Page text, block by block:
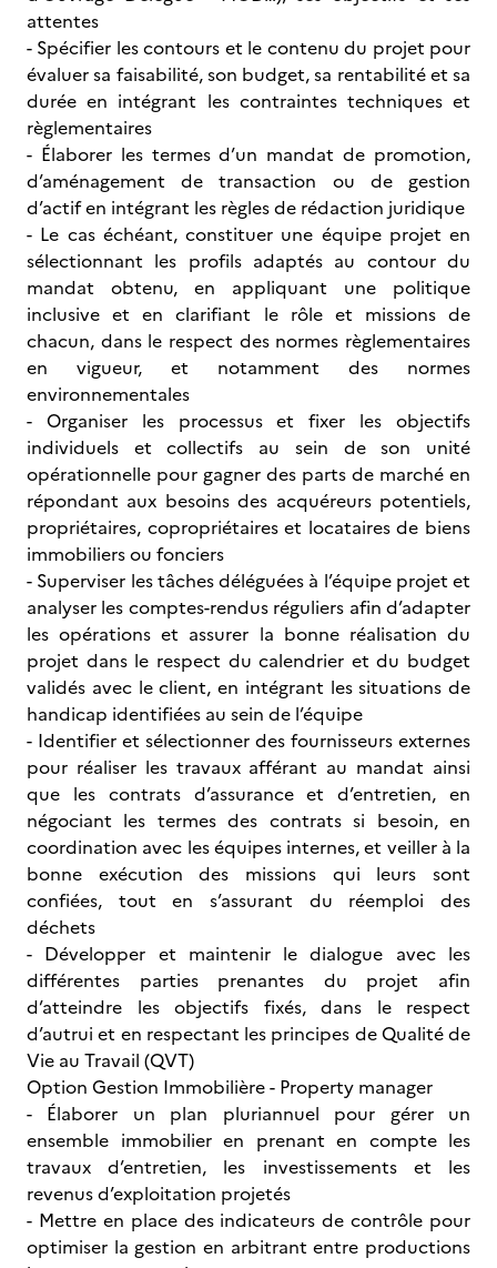
attentes
- Spécifier les contours et le contenu du projet pour
évaluer sa faisabilité, son budget, sa rentabilité et sa
durée en intégrant les contraintes techniques et
règlementaires
- Élaborer les termes d’un mandat de promotion,
d’aménagement de transaction ou de gestion
d’actif en intégrant les règles de rédaction juridique
- Le cas échéant, constituer une équipe projet en
sélectionnant les profils adaptés au contour du
mandat obtenu, en appliquant une politique
inclusive et en clarifiant le rôle et missions de
chacun, dans le respect des normes règlementaires
en vigueur, et notamment des normes
environnementales
- Organiser les processus et fixer les objectifs
individuels et collectifs au sein de son unité
opérationnelle pour gagner des parts de marché en
répondant aux besoins des acquéreurs potentiels,
propriétaires, copropriétaires et locataires de biens
immobiliers ou fonciers
- Superviser les tâches déléguées à l’équipe projet et
analyser les comptes-rendus réguliers afin d’adapter
les opérations et assurer la bonne réalisation du
projet dans le respect du calendrier et du budget
validés avec le client, en intégrant les situations de
handicap identifiées au sein de l’équipe
- Identifier et sélectionner des fournisseurs externes
pour réaliser les travaux afférant au mandat ainsi
que les contrats d’assurance et d’entretien, en
négociant les termes des contrats si besoin, en
coordination avec les équipes internes, et veiller à la
bonne exécution des missions qui leurs sont
confiées, tout en s’assurant du réemploi des
déchets
- Développer et maintenir le dialogue avec les
différentes parties prenantes du projet afin
d’atteindre les objectifs fixés, dans le respect
d’autrui et en respectant les principes de Qualité de
Vie au Travail (QVT)
Option Gestion Immobilière - Property manager
- Élaborer un plan pluriannuel pour gérer un
ensemble immobilier en prenant en compte les
travaux d’entretien, les investissements et les
revenus d’exploitation projetés
- Mettre en place des indicateurs de contrôle pour
optimiser la gestion en arbitrant entre productions